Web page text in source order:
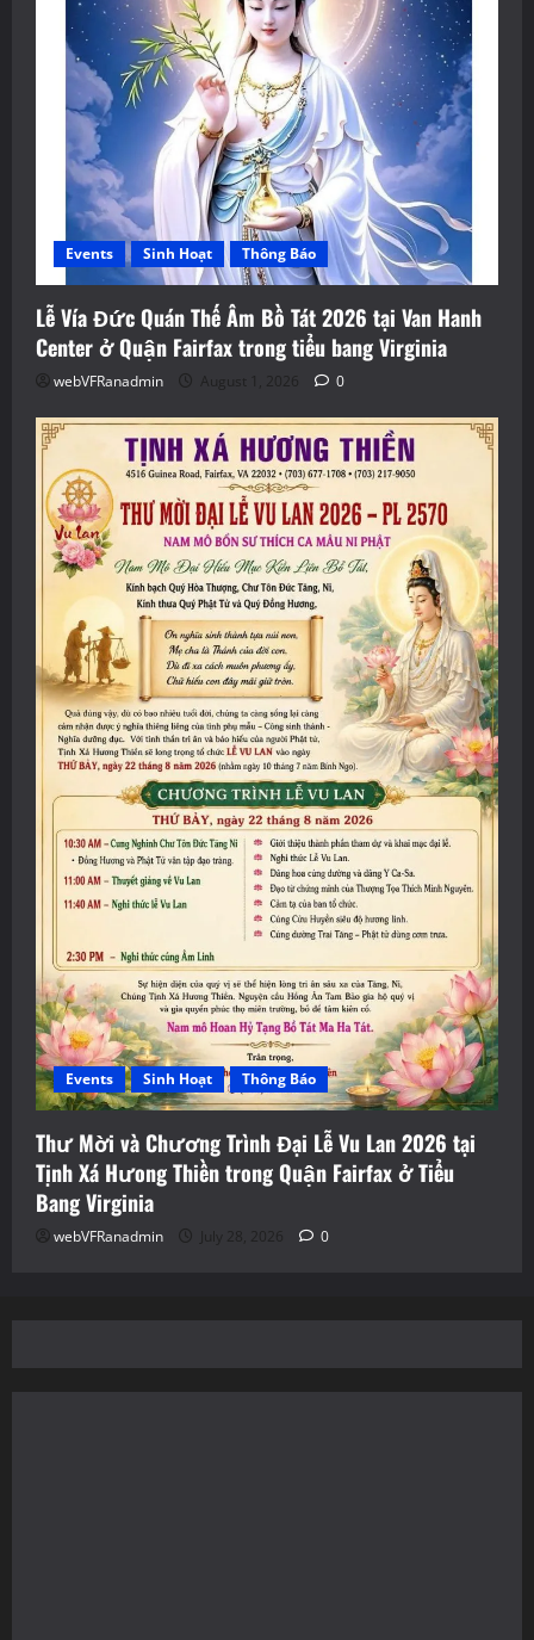
Events Sinh Hoạt Thông Báo
Lễ Vía Đức Quán Thế Âm Bồ Tát 2026 tại Van Hanh
Center ở Quận Fairfax trong tiểu bang Virginia
webVFRanadmin August 1, 2026 0
Events Sinh Hoạt Thông Báo
Thư Mời và Chương Trình Đại Lễ Vu Lan 2026 tại
Tịnh Xá Hưong Thiền trong Quận Fairfax ở Tiểu
Bang Virginia
webVFRanadmin July 28, 2026 0